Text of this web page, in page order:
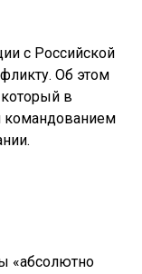
с Российской
Об этом
в
«абсолютно